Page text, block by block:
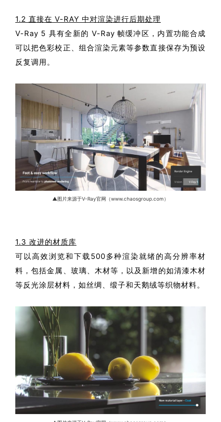
1.2 直接在 V-RAY 中对渲染进行后期处理
V-Ray 5 具有全新的 V-Ray 帧缓冲区，内置功能合成
可以把色彩校正、组合渲染元素等参数直接保存为预设
反复调用。
▲图片来源于V-Ray官网（www.chaosgroup.com）
1.3 改进的材质库
可以高效浏览和下载500多种渲染就绪的高分辨率材
料，包括金属、玻璃、木材等，以及新增的如清漆木材
等反光涂层材料，如丝绸、缎子和天鹅绒等织物材料。